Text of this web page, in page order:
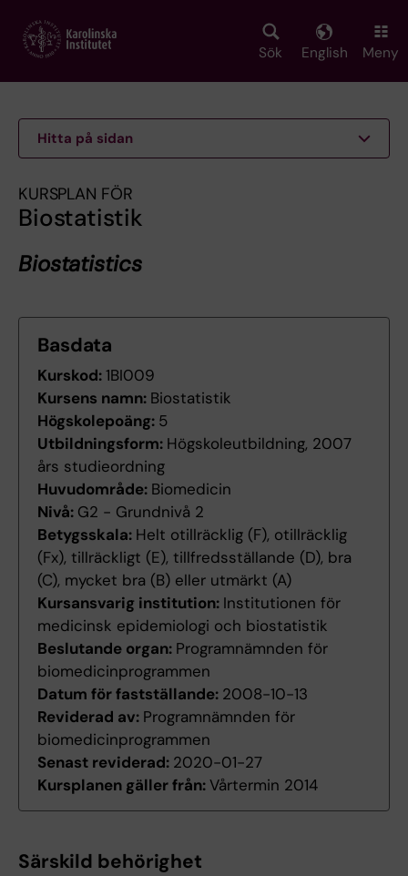
main
Sök English Meny
Hitta på sidan
KURSPLAN FÖR
Biostatistik
Biostatistics
Basdata
Kurskod:1BI009
Kursens namn: Biostatistik
Högskolepoäng: 5
Utbildningsform: Högskoleutbildning, 2007
års studieordning
Huvudområde: Biomedicin
Nivå: G2 - Grundnivå 2
Betygsskala: Helt otillräcklig (F), otillräcklig
(Fx), tillräckligt (E), tillfredsställande (D), bra
(C), mycket bra (B) eller utmärkt (A)
Kursansvarig institution: Institutionen för
medicinsk epidemiologi och biostatistik
Beslutande organ: Programnämnden för
biomedicinprogrammen
Datum för fastställande: 2008-10-13
Reviderad av: Programnämnden för
biomedicinprogrammen
Senast reviderad: 2020-01-27
Kursplanen gäller från:Vårtermin 2014
Särskild behörighet